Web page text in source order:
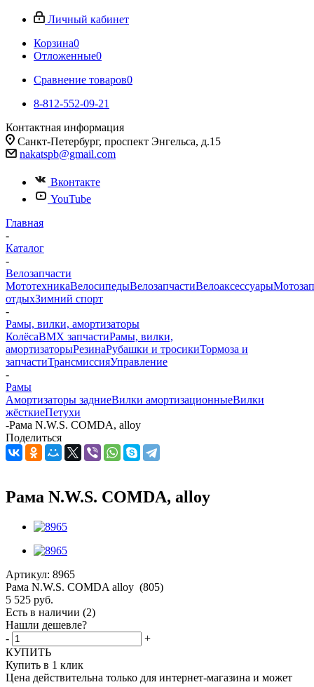
Личный кабинет
Корзина0
Отложенные0
Сравнение товаров0
8-812-552-09-21
Контактная информация
Санкт-Петербург, проспект Энгельса, д.15
nakatspb@gmail.com
Вконтакте
YouTube
Главная
-
Каталог
-
Велозапчасти
МототехникаВелосипедыВелозапчастиВелоаксессуары
отдыхЗимний спорт
-
Рамы, вилки, амортизаторы
КолёсаBMX запчастиРамы, вилки,
амортизаторыРезинаРубашки и тросикиТормоза и
запчастиТрансмиссияУправление
-
Рамы
Амортизаторы задниеВилки амортизационныеВилки
жёсткиеПетухи
-Рама N.W.S. COMDA, alloy
Поделиться
Рама N.W.S. COMDA, alloy
Артикул: 8965
Рама N.W.S. COMDA alloy (805)
5 525 руб.
Есть в наличии (2)
Нашли дешевле?
-
+
КУПИТЬ
Купить в 1 клик
Цена действительна только для интернет-магазина и может